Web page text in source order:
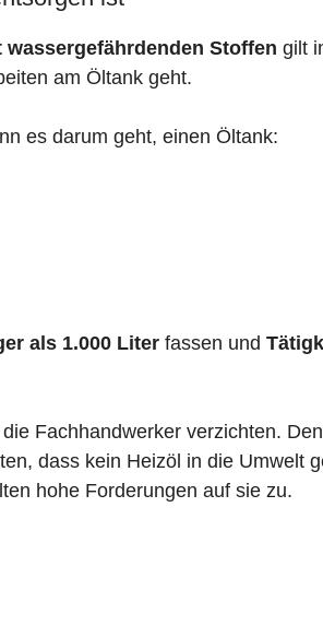
Stoffen gilt
am Öltank geht.
es darum geht, einen Öltank:
als 1.000 Liter fassen und
Fachhandwerker verzichten.
dass kein Heizöl in die Umwelt
hohe Forderungen auf sie zu.